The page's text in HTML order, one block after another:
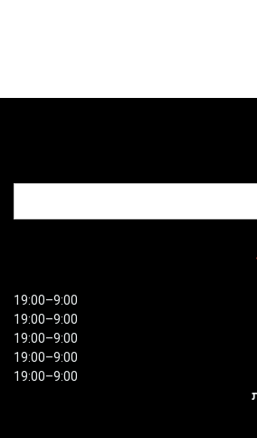
9:00–19:00
9:00–19:00
9:00–19:00
9:00–19:00
9:00–19:00